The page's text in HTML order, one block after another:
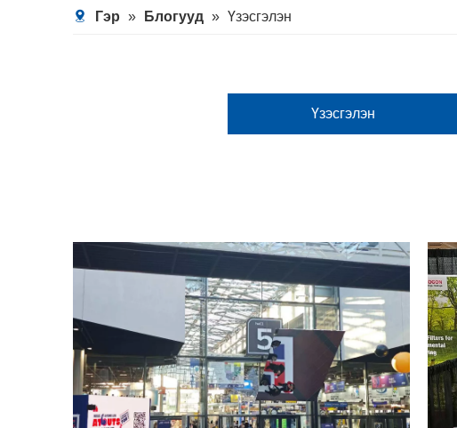
Гэр » Блогууд » Үзэсгэлэн
Үзэсгэлэн